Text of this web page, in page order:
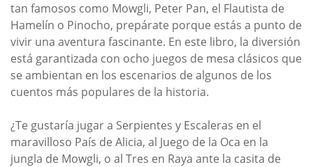
tan famosos como Mowgli, Peter Pan, el Flautista de
Hamelín o Pinocho, prepárate porque estás a punto de
vivir una aventura fascinante. En este libro, la diversión
está garantizada con ocho juegos de mesa clásicos que
se ambientan en los escenarios de algunos de los
cuentos más populares de la historia.
¿Te gustaría jugar a Serpientes y Escaleras en el
maravilloso País de Alicia, al Juego de la Oca en la
jungla de Mowgli, o al Tres en Raya ante la casita de